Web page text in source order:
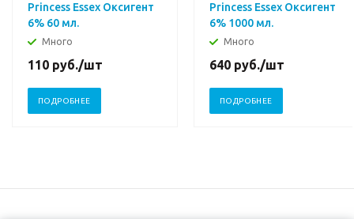
Princess Essex Оксигент
6% 60 мл.
Много
110 руб./шт
ПОДРОБНЕЕ
Princess Essex Оксигент
6% 1000 мл.
Много
640 руб./шт
ПОДРОБНЕЕ